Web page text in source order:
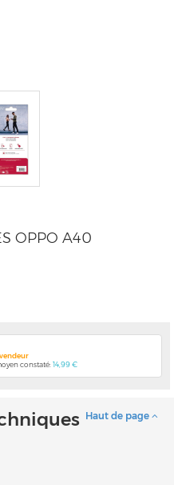
OPPO A40
constaté:14,99 €
Haut de page